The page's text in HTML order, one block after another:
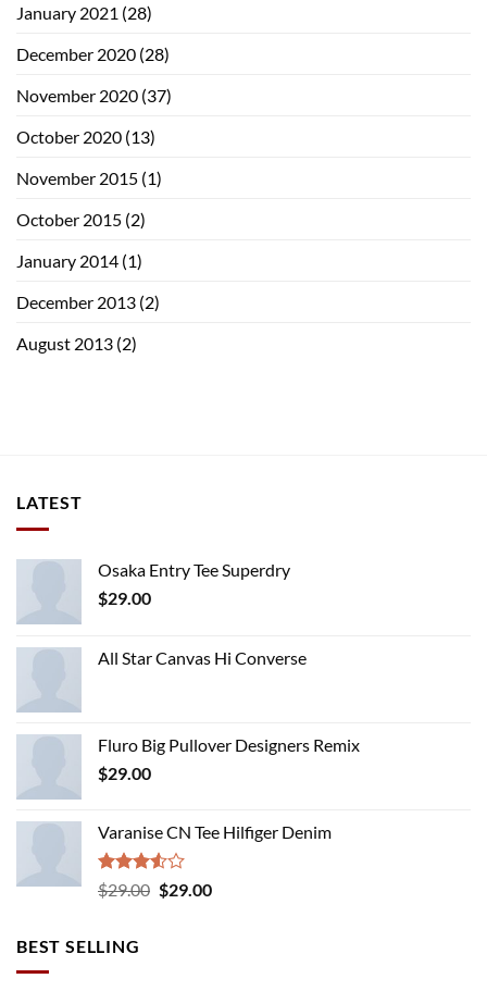
January 2021 (28)
December 2020 (28)
November 2020 (37)
October 2020 (13)
November 2015 (1)
October 2015 (2)
January 2014 (1)
December 2013 (2)
August 2013 (2)
LATEST
Osaka Entry Tee Superdry
$29.00
All Star Canvas Hi Converse
Fluro Big Pullover Designers Remix
$29.00
Varanise CN Tee Hilfiger Denim
Rated
3.50
$29.00 Original
$29.00Current
BEST SELLING